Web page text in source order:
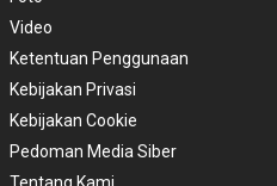
Video
Ketentuan Penggunaan
Kebijakan Privasi
Kebijakan Cookie
Pedoman Media Siber